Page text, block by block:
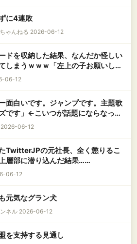
に4連敗
ゃんねる 2026-06-12
ドを収納した結果、なんだか怪しい
しまうｗｗｗ「左上の子お願いしま
06-12
面白いです。ジャンプです。主題歌
です」←こいつが話題にならなった
2026-06-12
TwitterJPの元社長、全く懲りるこ
層部に潜り込んだ結果……
06-12
元気なグラン犬
ンネル 2026-06-12
を支持する見通し